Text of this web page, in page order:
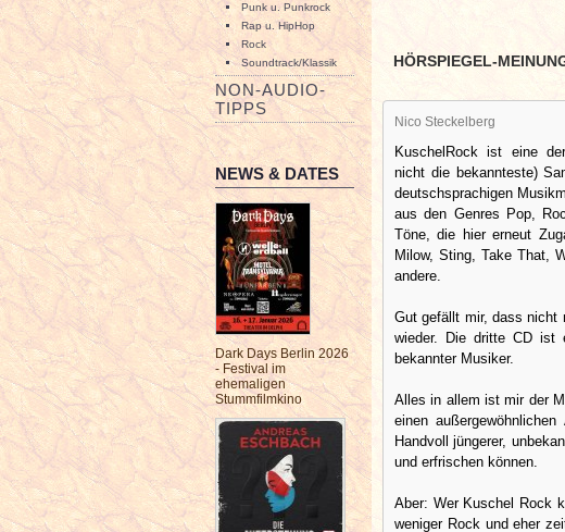
Punk u. Punkrock
Rap u. HipHop
Rock
Soundtrack/Klassik
NON-AUDIO-
TIPPS
NEWS & DATES
Dark Days Berlin 2026
- Festival im
ehemaligen
Stummfilmkino
HÖRSPIEGEL-
Nico Steckelberg
KuschelRock ist eine
nicht die bekannteste)
deutschsprachigen
aus den Genres Pop,
Töne, die hier erneut
Milow, Sting, Take That,
andere.
Gut gefällt mir, dass nicht
wieder. Die dritte CD ist
bekannter Musiker.
Alles in allem ist mir der
einen
Handvoll jüngerer,
und erfrischen können.
Aber: Wer Kuschel Rock
weniger Rock und eher